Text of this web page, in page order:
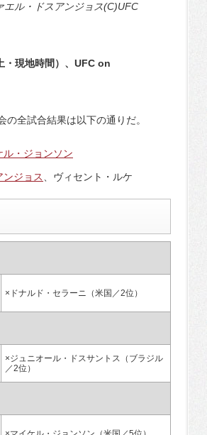
エル・ドスアンジョス(C)UFC
・現地時間）、UFC on
全試合結果は以下の通りだ。
ル・ジョンソン
ンジョス、ヴィセント・ルケ
×ドナルド・セラーニ（米国／2位）
×ジュニオール・ドスサントス（ブラジル
／2位）